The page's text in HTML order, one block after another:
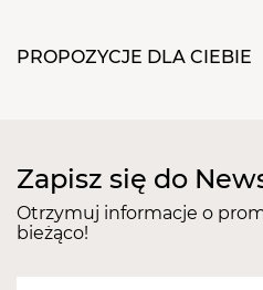
zabiegach do pedicure.
Występuje w dwóch
niebiesko-czarny oraz
Kolor wybierany losowo.
PROPOZYCJE DLA CIEBIE
Zapisz się do
Otrzymuj informacje o
bieżąco!